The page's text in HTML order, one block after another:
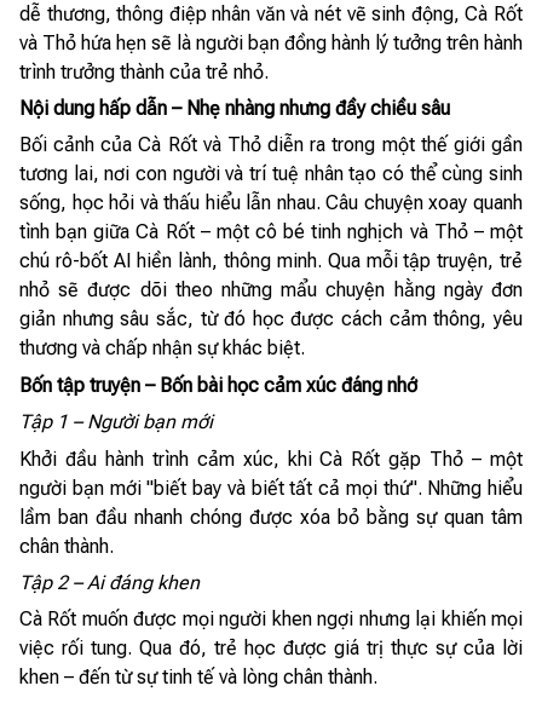
dễ thương, thông điệp nhân văn và nét vẽ sinh động, Cà Rốt
và Thỏ hứa hẹn sẽ là người bạn đồng hành lý tưởng trên hành
trình trưởng thành của trẻ nhỏ.
Nội dung hấp dẫn – Nhẹ nhàng nhưng đầy chiều sâu
Bối cảnh của Cà Rốt và Thỏ diễn ra trong một thế giới gần
tương lai, nơi con người và trí tuệ nhân tạo có thể cùng sinh
sống, học hỏi và thấu hiểu lẫn nhau. Câu chuyện xoay quanh
tình bạn giữa Cà Rốt – một cô bé tinh nghịch và Thỏ – một
chú rô-bốt AI hiền lành, thông minh. Qua mỗi tập truyện, trẻ
nhỏ sẽ được dõi theo những mẩu chuyện hằng ngày đơn
giản nhưng sâu sắc, từ đó học được cách cảm thông, yêu
thương và chấp nhận sự khác biệt.
Bốn tập truyện – Bốn bài học cảm xúc đáng nhớ
Tập 1 – Người bạn mới
Khởi đầu hành trình cảm xúc, khi Cà Rốt gặp Thỏ – một
người bạn mới "biết bay và biết tất cả mọi thứ". Những hiểu
lầm ban đầu nhanh chóng được xóa bỏ bằng sự quan tâm
chân thành.
Tập 2 – Ai đáng khen
Cà Rốt muốn được mọi người khen ngợi nhưng lại khiến mọi
việc rối tung. Qua đó, trẻ học được giá trị thực sự của lời
khen – đến từ sự tinh tế và lòng chân thành.